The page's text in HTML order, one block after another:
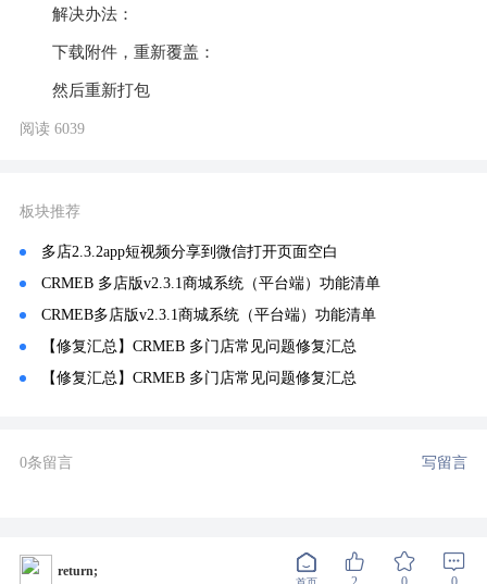
解决办法：
下载附件，重新覆盖：
然后重新打包
阅读 6039
板块推荐
多店2.3.2app短视频分享到微信打开页面空白
CRMEB 多店版v2.3.1商城系统（平台端）功能清单
CRMEB多店版v2.3.1商城系统（平台端）功能清单
【修复汇总】CRMEB 多门店常见问题修复汇总
【修复汇总】CRMEB 多门店常见问题修复汇总
return;
0条留言 写留言